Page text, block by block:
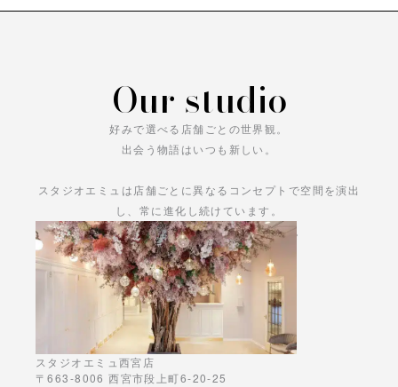
Our studio
好みで選べる店舗ごとの世界観。
出会う物語はいつも新しい。
スタジオエミュは店舗ごとに異なるコンセプトで空間を演出
し、常に進化し続けています。
あなただけの物語をお楽しみください。
スタジオエミュ西宮店
〒663-8006 西宮市段上町6-20-25